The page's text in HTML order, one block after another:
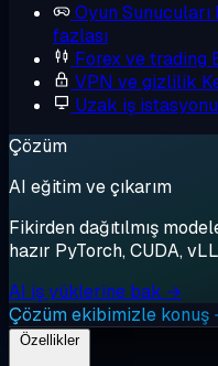
Oyun Sunucuları
fazlası
Forex ve trading
VPN ve gizlilik
Uzak iş istasyonu
Çözüm
AI eğitim ve çıkarım
Fikirden dağıtılmış
hazır PyTorch, CUDA,
AI iş yüklerine bak →
Çözüm ekibimizle konuş
Özellikler